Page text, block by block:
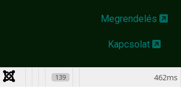
Megrendelés
Kapcsolat
139 462ms